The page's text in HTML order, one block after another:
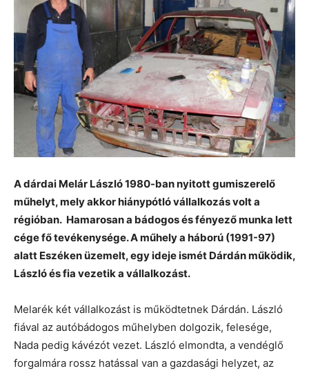
A dárdai Melár László 1980-ban nyitott gumiszerelő
műhelyt, mely akkor hiánypótló vállalkozás volt a
régióban. Hamarosan a bádogos és fényező munka lett
cége fő tevékenysége. A műhely a háború (1991-97)
alatt Eszéken üzemelt, egy ideje ismét Dárdán működik,
László és fia vezetik a vállalkozást.
Melarék két vállalkozást is működtetnek Dárdán. László
fiával az autóbádogos műhelyben dolgozik, felesége,
Nada pedig kávézót vezet. László elmondta, a vendéglő
forgalmára rossz hatással van a gazdasági helyzet, az